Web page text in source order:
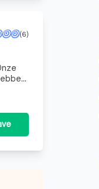
(6)